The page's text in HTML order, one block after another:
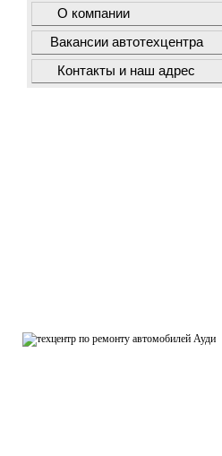
О компании
Вакансии автотехцентра
Контакты и наш адрес